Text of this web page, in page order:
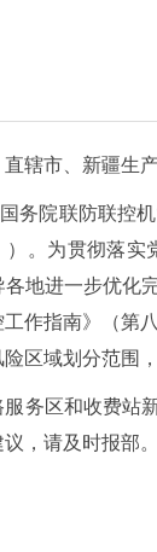
辖市、新疆生
务院联防联控
。为贯彻落实
地进一步优化
作指南》（第
区域划分范围
务区和收费站
，请及时报部。